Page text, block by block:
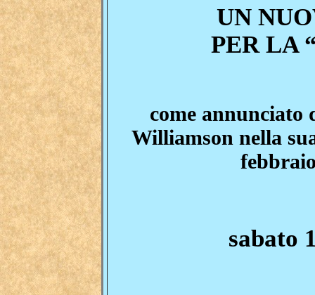
UN
PER LA
come annunciato
Williamson nella
sabato